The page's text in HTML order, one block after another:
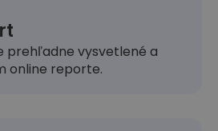
prehľadne vysvetlené a
online reporte.